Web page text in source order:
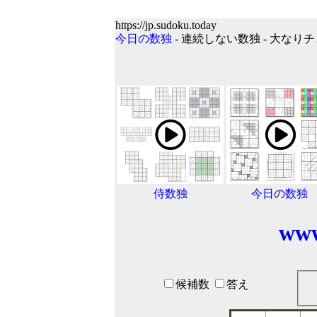
https://jp.sudoku.today
今日の数独 - 連続しない数独 - 大なり
侍数独 今日の数独
候補数 答え